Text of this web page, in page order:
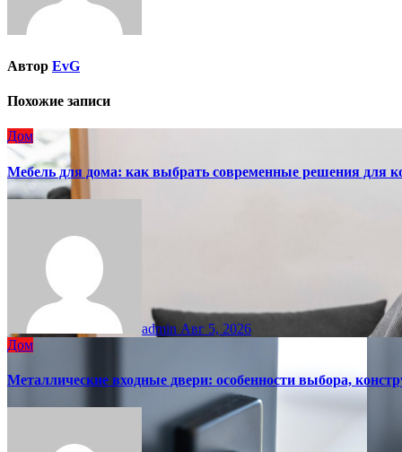
Автор EvG
Похожие записи
Дом
Мебель для дома: как выбрать современные решения для
admin Авг 5, 2026
Дом
Металлические входные двери: особенности выбора,